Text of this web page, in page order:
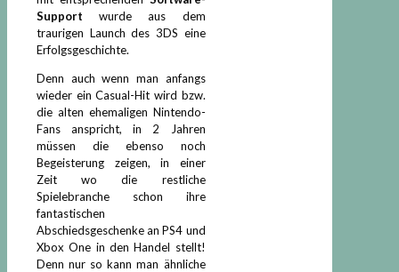
Support wurde aus dem
traurigen Launch des 3DS eine
Erfolgsgeschichte.
Denn auch wenn man anfangs
wieder ein Casual-Hit wird bzw.
die alten ehemaligen Nintendo-
Fans anspricht, in 2 Jahren
müssen die ebenso noch
Begeisterung zeigen, in einer
Zeit wo die restliche
Spielebranche schon ihre
fantastischen
Abschiedsgeschenke an PS4 und
Xbox One in den Handel stellt!
Denn nur so kann man ähnliche